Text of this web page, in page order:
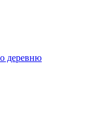
деревню